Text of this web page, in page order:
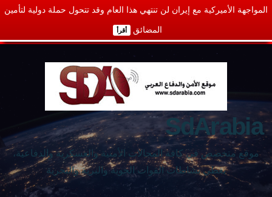
المواجهة الأميركية مع إيران لن تنتهي هذا العام وقد تتحول حملة دولية لتأمين
المضائق أقرأ
SdArabia
موقع متخصص في كافة المجالات الأمنية والعسكرية والدفاعية،
يغطي نشاطات القوات الجوية والبرية والبحرية